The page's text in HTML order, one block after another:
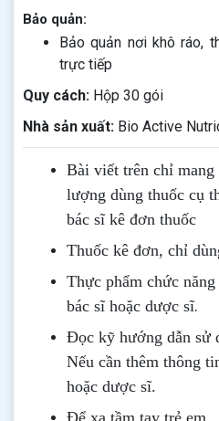
Bảo quản:
Bảo quản nơi khô ráo,
trực tiếp
Quy cách: Hộp 30 gói
Nhà sản xuất: Bio Active
Bài viết trên chỉ
lượng dùng thuốc cụ
bác sĩ kê đơn thuốc
Thuốc kê đơn, chỉ
Thực phẩm chức
bác sĩ hoặc dược sĩ.
Đọc kỹ hướng dẫn sử
Nếu cần thêm thông
hoặc dược sĩ.
Để xa tầm tay trẻ em